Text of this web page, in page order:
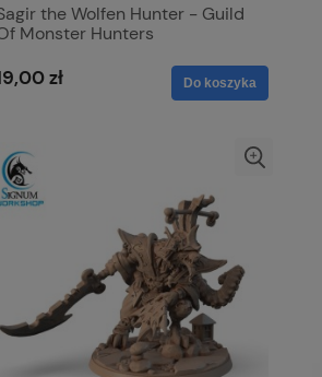
the Wolfen Hunter - Guild
Monster Hunters
zł Do koszyka